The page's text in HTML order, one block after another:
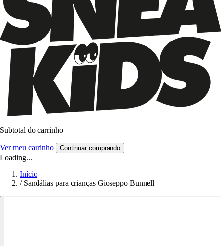
Subtotal do carrinho
Ver meu carrinho Continuar comprando
Loading...
Início
/ Sandálias para crianças Gioseppo Bunnell